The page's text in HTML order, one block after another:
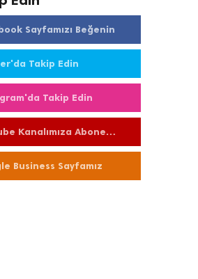
Sayfamızı Beğenin
Takip Edin
Takip Edin
Kanalımıza Abone
Business Sayfamız